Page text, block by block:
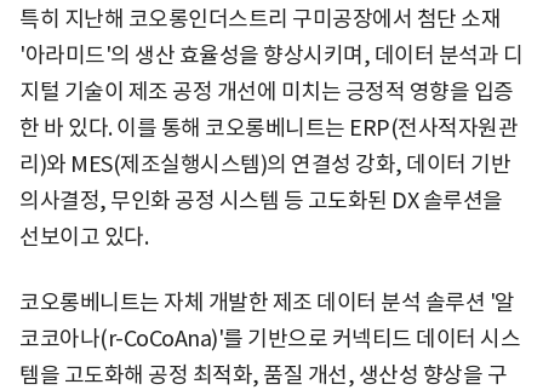
특히 지난해 코오롱인더스트리 구미공장에서 첨단 소재
'아라미드'의 생산 효율성을 향상시키며, 데이터 분석과 디
지털 기술이 제조 공정 개선에 미치는 긍정적 영향을 입증
한 바 있다. 이를 통해 코오롱베니트는 ERP(전사적자원관
리)와 MES(제조실행시스템)의 연결성 강화, 데이터 기반
의사결정, 무인화 공정 시스템 등 고도화된 DX 솔루션을
선보이고 있다.
코오롱베니트는 자체 개발한 제조 데이터 분석 솔루션 '알
코코아나(r-CoCoAna)'를 기반으로 커넥티드 데이터 시스
템을 고도화해 공정 최적화, 품질 개선, 생산성 향상을 구